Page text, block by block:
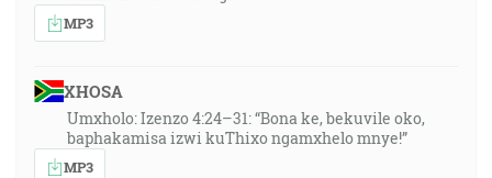
MP3
XHOSA
Umxholo: Izenzo 4:24–31: “Bona ke, bekuvile oko,
baphakamisa izwi kuThixo ngamxhelo mnye!”
MP3